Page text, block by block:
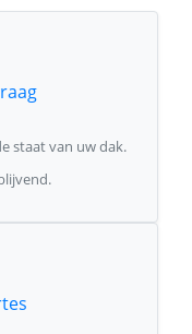
staat van uw dak.